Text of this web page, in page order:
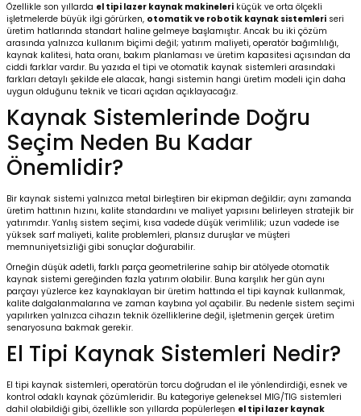
Özellikle son yıllarda el tipi lazer kaynak makineleri küçük ve orta ölçekli
işletmelerde büyük ilgi görürken, otomatik ve robotik kaynak sistemleri seri
üretim hatlarında standart haline gelmeye başlamıştır. Ancak bu iki çözüm
arasında yalnızca kullanım biçimi değil; yatırım maliyeti, operatör bağımlılığı,
kaynak kalitesi, hata oranı, bakım planlaması ve üretim kapasitesi açısından da
ciddi farklar vardır. Bu yazıda el tipi ve otomatik kaynak sistemleri arasındaki
farkları detaylı şekilde ele alacak, hangi sistemin hangi üretim modeli için daha
uygun olduğunu teknik ve ticari açıdan açıklayacağız.
Kaynak Sistemlerinde Doğru
Seçim Neden Bu Kadar
Önemlidir?
Bir kaynak sistemi yalnızca metal birleştiren bir ekipman değildir; aynı zamanda
üretim hattının hızını, kalite standardını ve maliyet yapısını belirleyen stratejik bir
yatırımdır. Yanlış sistem seçimi, kısa vadede düşük verimlilik; uzun vadede ise
yüksek sarf maliyeti, kalite problemleri, plansız duruşlar ve müşteri
memnuniyetsizliği gibi sonuçlar doğurabilir.
Örneğin düşük adetli, farklı parça geometrilerine sahip bir atölyede otomatik
kaynak sistemi gereğinden fazla yatırım olabilir. Buna karşılık her gün aynı
parçayı yüzlerce kez kaynaklayan bir üretim hattında el tipi kaynak kullanmak,
kalite dalgalanmalarına ve zaman kaybına yol açabilir. Bu nedenle sistem seçimi
yapılırken yalnızca cihazın teknik özelliklerine değil, işletmenin gerçek üretim
senaryosuna bakmak gerekir.
El Tipi Kaynak Sistemleri Nedir?
El tipi kaynak sistemleri, operatörün torcu doğrudan el ile yönlendirdiği, esnek ve
kontrol odaklı kaynak çözümleridir. Bu kategoriye geleneksel MIG/TIG sistemleri
dahil olabildiği gibi, özellikle son yıllarda popülerleşen el tipi lazer kaynak